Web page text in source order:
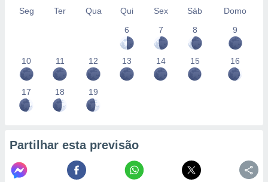
Seg Ter Qua Qui Sex Sáb
Domo
6
7 8 9
10 11 12 13 14 15 16
17 18 19
Partilhar esta previsão